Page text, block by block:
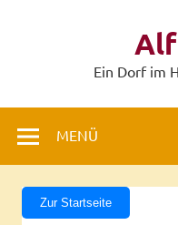
Ein Dorf im
MENÜ
Zur Startseite